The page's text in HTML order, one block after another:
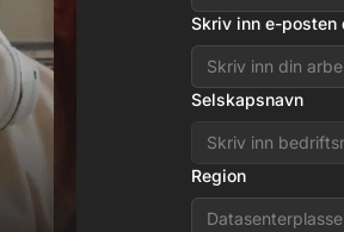
Skriv inn e-posten
Selskapsnavn
Region